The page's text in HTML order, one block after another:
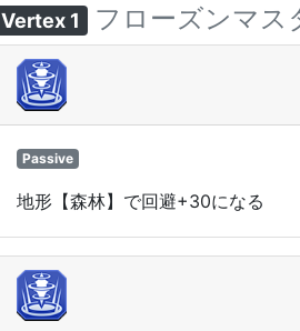
Vertex 1 フローズンマス
Passive
地形【森林】で回避+30になる